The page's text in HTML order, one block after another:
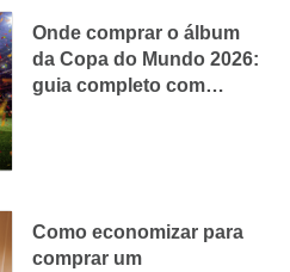
Onde comprar o álbum
da Copa do Mundo 2026:
guia completo com
Como economizar para
comprar um